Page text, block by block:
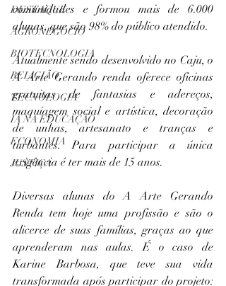
DESTAQUE
AGRONEGÓCIO
BIOTECNOLOGIA
RELIGIÃO
TECNOLOGIA
IA NA EDUCAÇÃO
ECONOMIA
JUSTIÇA
comunidades e formou mais de 6.000
alunas, que são 98% do público atendido.
Atualmente sendo desenvolvido no Caju, o
A Arte Gerando renda oferece oficinas
gratuitas de fantasias e adereços,
maquiagem social e artística, decoração
de unhas, artesanato e tranças e
turbantes. Para participar a única
exigência é ter mais de 15 anos.
Diversas alunas do A Arte Gerando
Renda tem hoje uma profissão e são o
alicerce de suas famílias, graças ao que
aprenderam nas aulas. É o caso de
Karine Barbosa, que teve sua vida
transformada após participar do projeto: